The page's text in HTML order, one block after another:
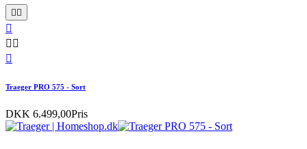
 

 

Traeger PRO 575 - Sort
DKK 6.499,00Pris